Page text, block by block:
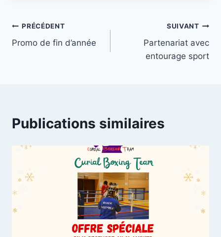
Navigation
de
PRÉCÉDENT
Promo de fin d’année
SUIVANT
Partenariat avec
entourage sport
Publications similaires